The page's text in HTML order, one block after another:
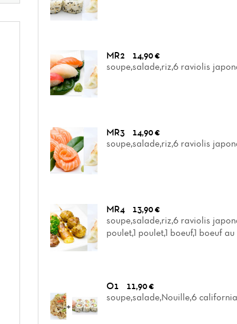
MR2
14,90 €
soupe,salade,riz,6 raviolis
MR3
14,90 €
soupe,salade,riz,6 raviolis
MR4
13,90 €
soupe,salade,riz,6 raviolis
poulet,1 poulet,1 boeuf,1 boeuf
O1
11,90 €
soupe,salade,Nouille,6